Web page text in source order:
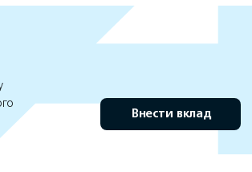
Внести вклад